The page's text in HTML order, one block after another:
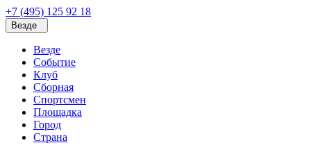
+7 (495) 125 92 18
Везде
Везде
Событие
Клуб
Сборная
Спортсмен
Площадка
Город
Страна